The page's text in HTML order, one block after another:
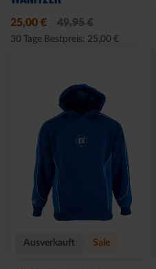
25,00 € 49,95 €
30 Tage Bestpreis: 25,00 €
Ausverkauft Sale